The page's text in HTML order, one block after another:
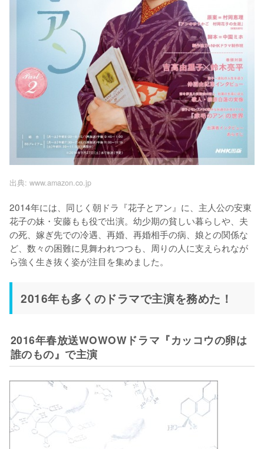
出典: www.amazon.co.jp
2014年には、同じく朝ドラ『花子とアン』に、主人公の安東
花子の妹・安藤もも役で出演。幼少期の貧しい暮らしや、夫
の死、嫁ぎ先での冷遇、再婚、再婚相手の病、娘との関係な
ど、数々の困難に見舞われつつも、周りの人に支えられなが
2016年も多くのドラマで主演を務めた！
2016年春放送WOWOWドラマ『カッコウの卵は
誰のもの』で主演